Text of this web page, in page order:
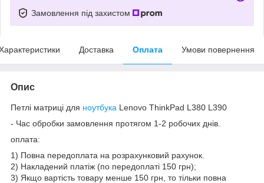
Замовлення під захистом
Доставка Оплата Умови повернення
Опис
Петлі матриці для ноутбука Lenovo ThinkPad L380 L390
- Час обробки замовлення протягом 1-2 робочих днів.
оплата:
1) Повна передоплата на розрахунковий рахунок.
2) Накладений платіж (по передоплаті 150 грн);
3) Якщо вартість товару менше 150 грн, то тільки повна